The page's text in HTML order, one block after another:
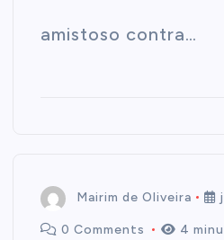
amistoso contra…
Mairim de Oliveira
0 Comments 4